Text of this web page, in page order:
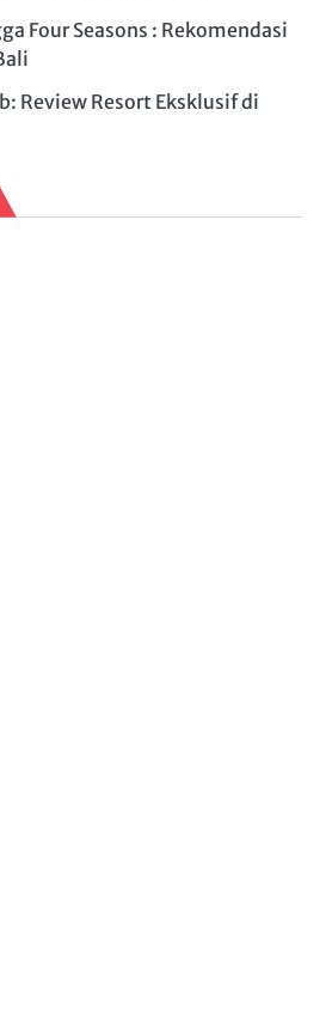
Four Seasons : Rekomendasi
Review Resort Eksklusif di